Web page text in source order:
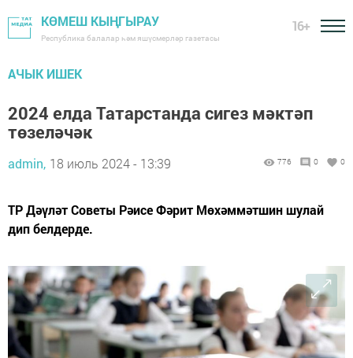
КӨМЕШ КЫҢГЫРАУ
Республика балалар һәм яшүсмерләр газетасы
16+
АЧЫК ИШЕК
2024 елда Татарстанда сигез мәктәп
төзеләчәк
admin, 18 июль 2024 - 13:39 776 0 0
ТР Дәүләт Советы Рәисе Фәрит Мөхәммәтшин шулай
дип белдерде.